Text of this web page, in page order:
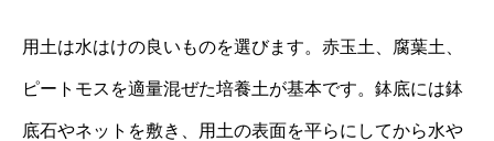
用土は水はけの良いものを選びます。赤玉土、腐葉土、
ピートモスを適量混ぜた培養土が基本です。鉢底には鉢
底石やネットを敷き、用土の表面を平らにしてから水や